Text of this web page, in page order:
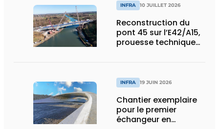
INFRA 10 JUILLET 2026
Reconstruction du
pont 45 sur l’E42/A15,
prouesse technique
INFRA 19 JUIN 2026
Chantier exemplaire
pour le premier
échangeur en